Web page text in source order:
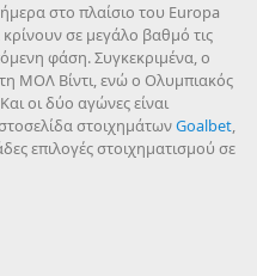
στο πλαίσιο του Europa
σε μεγάλο βαθμό τις
φάση. Συγκεκριμένα, ο
ΜΟΛ Βίντι, ενώ ο Ολυμπιακός
οι δύο αγώνες είναι
στοιχημάτωνGoalbet,
επιλογές στοιχηματισμού σε